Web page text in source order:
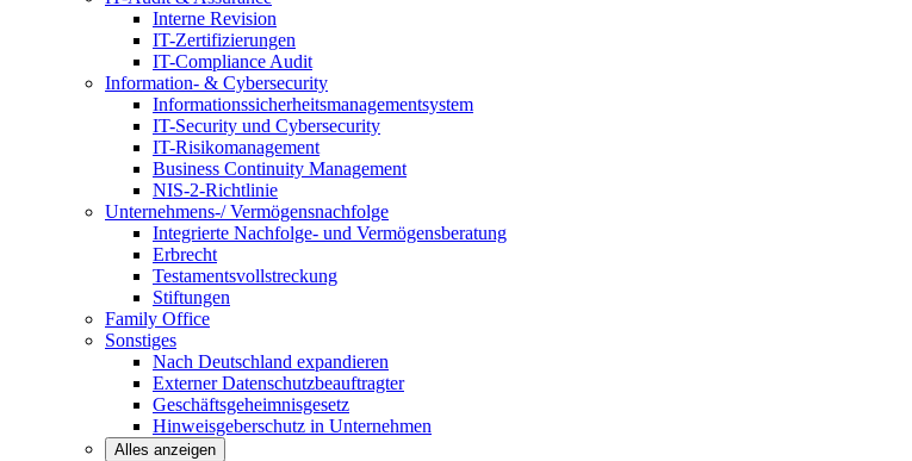
Interne Revision
IT-Zertifizierungen
IT-Compliance Audit
Information- & Cybersecurity
Informationssicherheitsmanagementsystem
IT-Security und Cybersecurity
IT-Risikomanagement
Business Continuity Management
NIS-2-Richtlinie
Unternehmens-/Vermögensnachfolge
Integrierte Nachfolge- und Vermögensberatung
Erbrecht
Testamentsvollstreckung
Stiftungen
Family Office
Sonstiges
Nach Deutschland expandieren
Externer Datenschutzbeauftragter
Geschäftsgeheimnisgesetz
Hinweisgeberschutz in Unternehmen
Alles anzeigen